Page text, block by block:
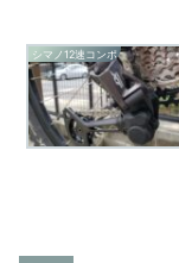
シマノ12速コンポ